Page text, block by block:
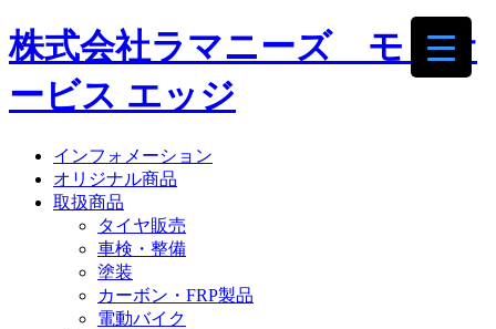
株式会社ラマニーズ モトサ
ービス エッジ
インフォメーション
オリジナル商品
取扱商品
タイヤ販売
車検・整備
塗装
カーボン・FRP製品
電動バイク